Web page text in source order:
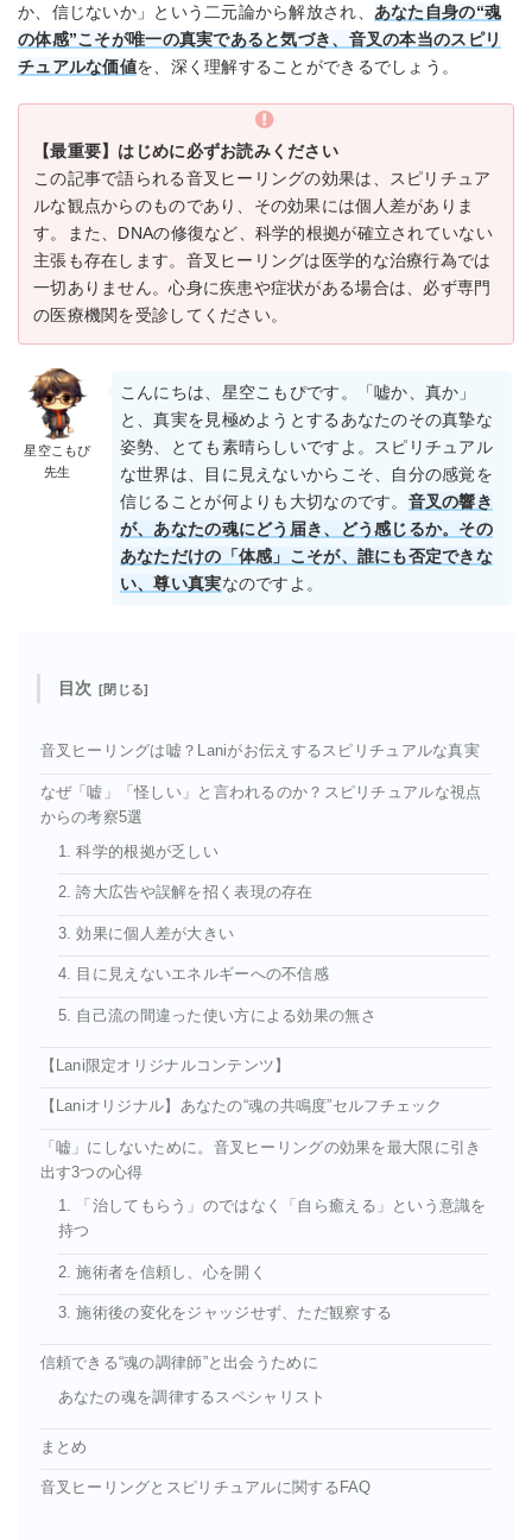
か、信じないか」という二元論から解放され、 あなた自身の“魂
の体感”こそが唯一の真実であると気づき、音叉の本当のスピリ
チュアルな価値を、深く理解することができるでしょう。
【最重要】はじめに必ずお読みください
この記事で語られる音叉ヒーリングの効果は、スピリチュア
ルな観点からのものであり、その効果には個人差がありま
す。また、DNAの修復など、科学的根拠が確立されていない
主張も存在します。音叉ヒーリングは医学的な治療行為では
一切ありません。心身に疾患や症状がある場合は、必ず専門
の医療機関を受診してください。
星空こもぴ
先生
こんにちは、星空こもぴです。「嘘か、真か」
と、真実を見極めようとするあなたのその真摯な
姿勢、とても素晴らしいですよ。スピリチュアル
な世界は、目に見えないからこそ、自分の感覚を
信じることが何よりも大切なのです。 音叉の響き
が、あなたの魂にどう届き、どう感じるか。その
あなただけの「体感」こそが、誰にも否定できな
い、尊い真実なのですよ。
目次
音叉ヒーリングは嘘？Laniがお伝えするスピリチュアルな真実
なぜ「嘘」「怪しい」と言われるのか？スピリチュアルな視点
からの考察5選
1. 科学的根拠が乏しい
2. 誇大広告や誤解を招く表現の存在
3. 効果に個人差が大きい
4. 目に見えないエネルギーへの不信感
5. 自己流の間違った使い方による効果の無さ
【Lani限定オリジナルコンテンツ】
【Laniオリジナル】あなたの“魂の共鳴度”セルフチェック
「嘘」にしないために。音叉ヒーリングの効果を最大限に引き
出す3つの心得
1. 「治してもらう」のではなく「自ら癒える」という意識を
持つ
2. 施術者を信頼し、心を開く
3. 施術後の変化をジャッジせず、ただ観察する
信頼できる“魂の調律師”と出会うために
あなたの魂を調律するスペシャリスト
まとめ
音叉ヒーリングとスピリチュアルに関するFAQ